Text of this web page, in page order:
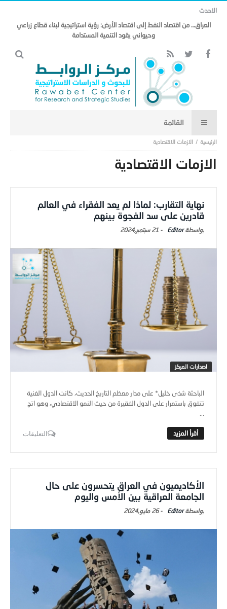
الاحدث
العراق… من اقتصاد النفط إلى اقتصاد الأرض: رؤية استراتيجية لبناء قطاع زراعي
وحيواني يقود التنمية المستدامة
الازمات الاقتصادية
الازمات الاقتصادية
نهاية التقارب: لماذا لم يعد الفقراء في العالم
قادرين على سد الفجوة بينهم
Editor
- 21 سبتمبر,2024
اصدارات المركز
الباحثة شذى خليل* على مدار معظم التاريخ الحديث، كانت الدول الغنية
تتفوق باستمرار على الدول الفقيرة من حيث النمو الاقتصادي، وهو اتج
...
التعليقات
الأكاديميون في العراق يتحسرون على حال
الجامعة العراقية بين الأمس واليوم
Editor
-26 مايو,2024